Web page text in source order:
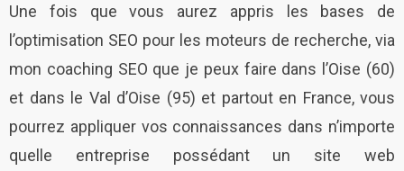
Une fois que vous aurez appris les bases de
l’optimisation SEO pour les moteurs de recherche, via
mon coaching SEO que je peux faire dans l’Oise (60)
et dans le Val d’Oise (95) et partout en France, vous
pourrez appliquer vos connaissances dans n’importe
quelle entreprise possédant un site web